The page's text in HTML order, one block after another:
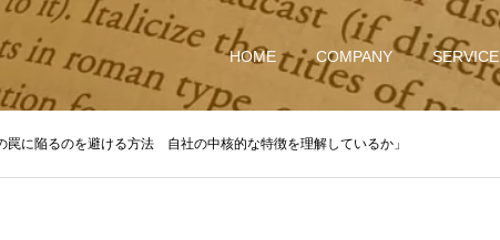
HOME COMPANY SERVICE
罠に陥るのを避ける方法 自社の中核的な特徴を理解しているか」